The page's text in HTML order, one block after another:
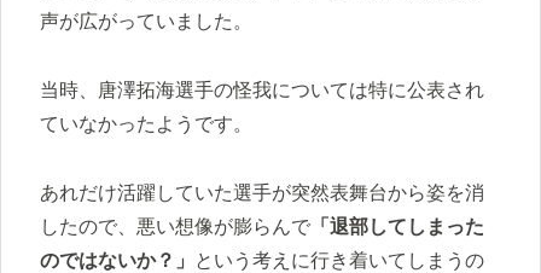
声が広がっていました。
当時、唐澤拓海選手の怪我については特に公表され
ていなかったようです。
あれだけ活躍していた選手が突然表舞台から姿を消
したので、悪い想像が膨らんで 「退部してしまった
のではないか？」
という考えに行き着いてしまうの